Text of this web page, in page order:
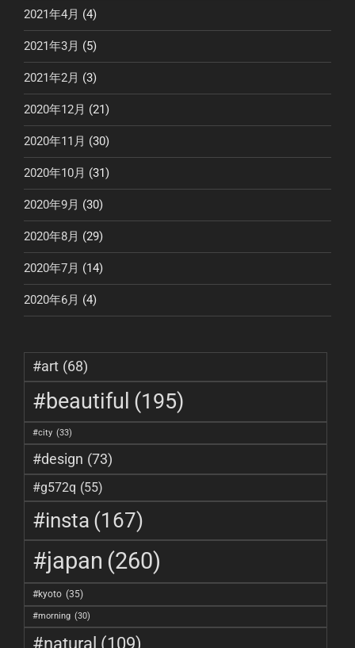
2021年4月 (4)
2021年3月 (5)
2021年2月 (3)
2020年12月 (21)
2020年11月 (30)
2020年10月 (31)
2020年9月 (30)
2020年8月 (29)
2020年7月 (14)
2020年6月 (4)
#art (68)
#beautiful (195)
#city (33)
#design (73)
#g572q (55)
#insta (167)
#japan (260)
#kyoto (35)
#morning (30)
#natural (109)